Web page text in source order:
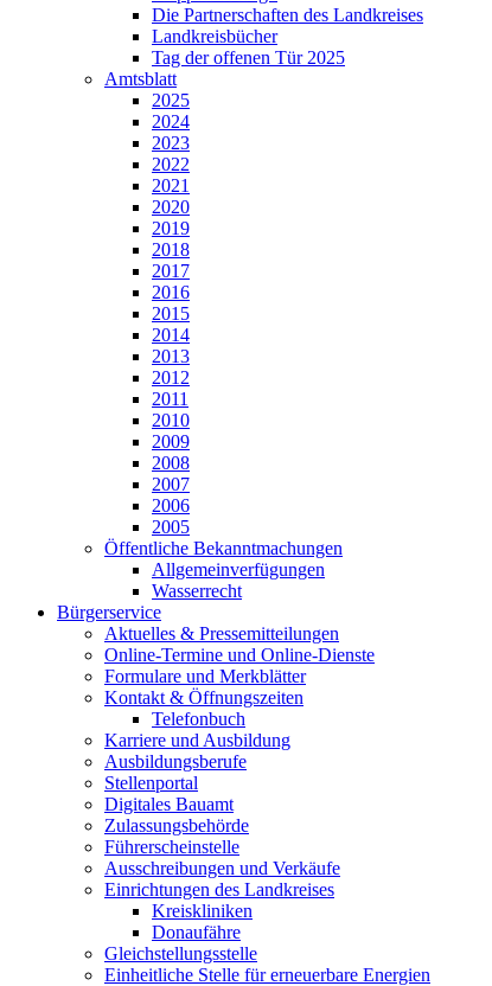
Die Partnerschaften des Landkreises
Landkreisbücher
Tag der offenen Tür 2025
Amtsblatt
2025
2024
2023
2022
2021
2020
2019
2018
2017
2016
2015
2014
2013
2012
2011
2010
2009
2008
2007
2006
2005
Öffentliche Bekanntmachungen
Allgemeinverfügungen
Wasserrecht
Bürgerservice
Aktuelles & Pressemitteilungen
Online-Termine und Online-Dienste
Formulare und Merkblätter
Kontakt & Öffnungszeiten
Telefonbuch
Karriere und Ausbildung
Ausbildungsberufe
Stellenportal
Digitales Bauamt
Zulassungsbehörde
Führerscheinstelle
Ausschreibungen und Verkäufe
Einrichtungen des Landkreises
Kreiskliniken
Donaufähre
Gleichstellungsstelle
Einheitliche Stelle für erneuerbare Energien